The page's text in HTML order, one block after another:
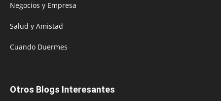
Negocios y Empresa
Salud y Amistad
Cuando Duermes
Otros Blogs Interesantes